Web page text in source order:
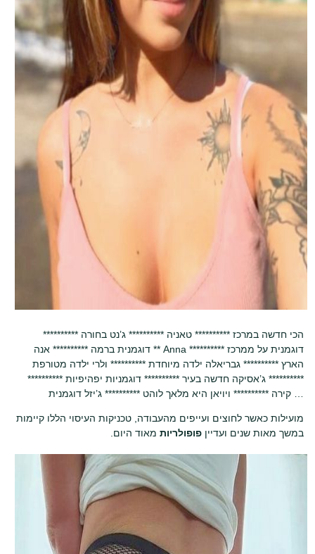
********** הכי חדשה במרכז ********** טאניה ********** ג’נט בחורה
דוגמנית ברמה ********** אנה ** Anna ********** דוגמנית על ממרכז
הארץ ********** גבריאלה ילדה מיוחדת ********** ולרי ילדה מטורפת
********** ג’אסיקה חדשה בעיר ********** דוגמניות יפהיפיות **********
מועילות כאשר לחוצים ועייפים מהעבודה, טכניקות העיסוי הללו קיימות
במשך מאות שנים ועדיין פופולריות מאוד היום.